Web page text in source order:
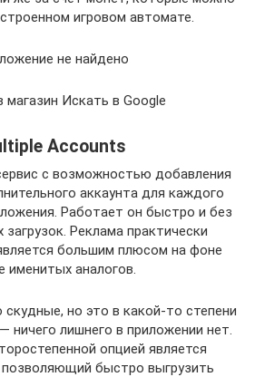
игровом автомате.
не найдено
магазин Искать в Google
Accounts
с возможностью добавления
аккаунта для каждого
Работает он быстро и без
Реклама практически
большим плюсом на фоне
именитых аналогов.
но это в какой-то степени
лишнего в приложении нет.
опцией является
быстро выгрузить